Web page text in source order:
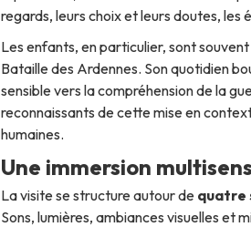
regards, leurs choix et leurs doutes, les
Les enfants, en particulier, sont
Bataille des Ardennes. Son quotidien
sensible vers la compréhension de la
reconnaissants de cette mise en
humaines.
Une immersion
La visite se structure autour de quatre
Sons, lumières, ambiances visuelles et